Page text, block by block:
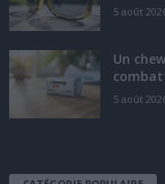
5 août
Un
5 août